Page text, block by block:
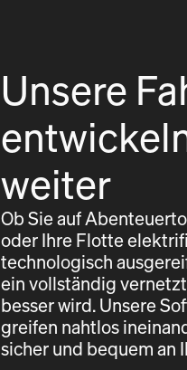
Unsere
weiter
Ob Sie auf
oder Ihre Flotte
technologisch
ein vollständig
besser wird. Unsere
greifen nahtlos
sicher und bequem an